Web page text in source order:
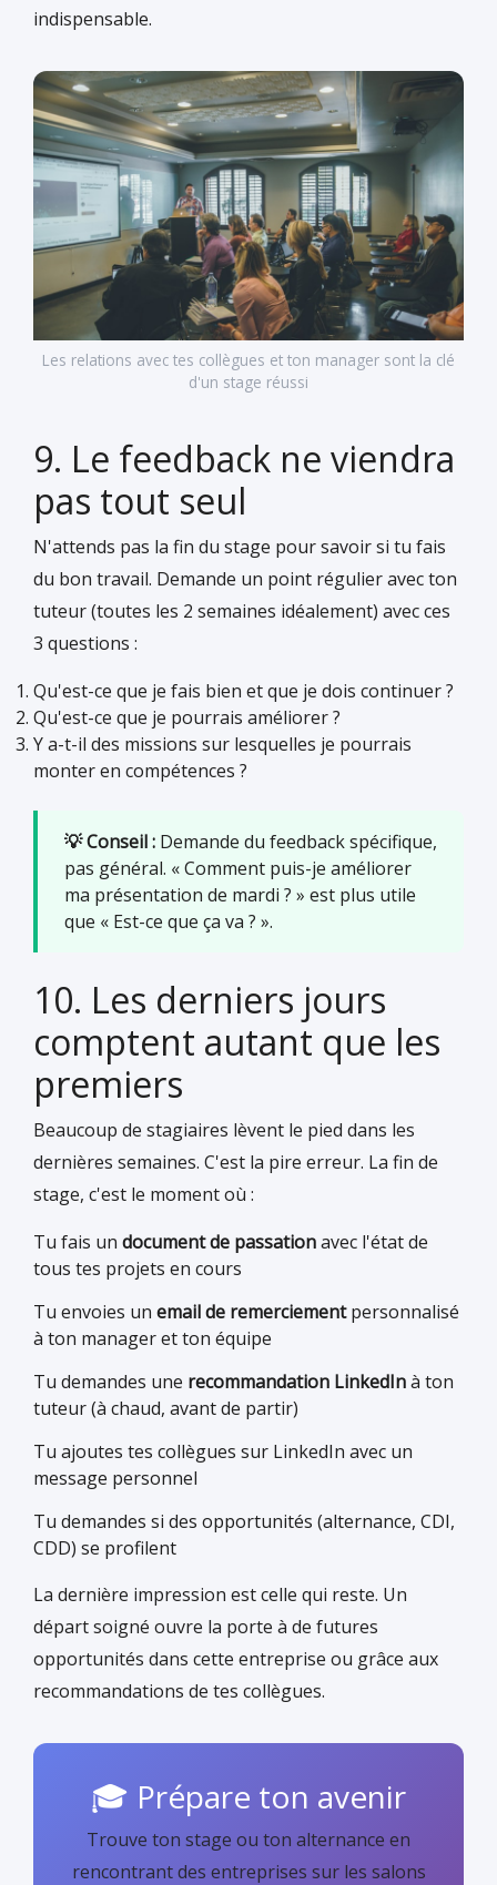
indispensable.
Les relations avec tes collègues et ton manager sont la clé
d'un stage réussi
9. Le feedback ne viendra
pas tout seul
N'attends pas la fin du stage pour savoir si tu fais
du bon travail. Demande un point régulier avec ton
tuteur (toutes les 2 semaines idéalement) avec ces
3 questions :
Qu'est-ce que je fais bien et que je dois continuer ?
Qu'est-ce que je pourrais améliorer ?
Y a-t-il des missions sur lesquelles je pourrais
monter en compétences ?
💡 Conseil : Demande du feedback spécifique,
pas général. « Comment puis-je améliorer
ma présentation de mardi ? » est plus utile
que « Est-ce que ça va ? ».
10. Les derniers jours
comptent autant que les
premiers
Beaucoup de stagiaires lèvent le pied dans les
dernières semaines. C'est la pire erreur. La fin de
stage, c'est le moment où :
Tu fais un document de passationavec l'état de
tous tes projets en cours
Tu envoies un email de remerciementpersonnalisé
à ton manager et ton équipe
Tu demandes une recommandation LinkedInà ton
tuteur (à chaud, avant de partir)
Tu ajoutes tes collègues sur LinkedIn avec un
message personnel
Tu demandes si des opportunités (alternance, CDI,
CDD) se profilent
La dernière impression est celle qui reste. Un
départ soigné ouvre la porte à de futures
opportunités dans cette entreprise ou grâce aux
recommandations de tes collègues.
🎓 Prépare ton avenir
Trouve ton stage ou ton alternance en
rencontrant des entreprises sur les salons